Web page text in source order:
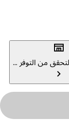
من التوفر ...